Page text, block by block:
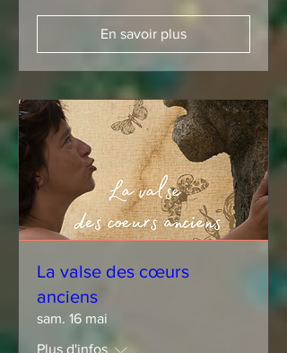
En savoir plus
La valse des cœurs
anciens
sam. 16 mai
Plus d'infos